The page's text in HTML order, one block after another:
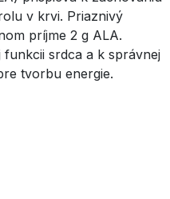
v krvi. Priaznivý
príjme 2 g ALA.
srdca a k správnej
tvorbu energie.